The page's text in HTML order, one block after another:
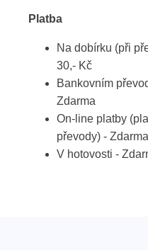
Platba
Na dobírku (při
30,- Kč
Bankovním
Zdarma
On-line platby
převody) - Zdarma
V hotovosti -